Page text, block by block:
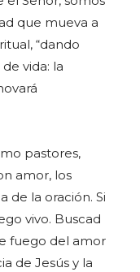
que mueva a
“dando
vida: la
pastores,
amor, los
de la oración. Si
vivo. Buscad
fuego del amor
de Jesús y la